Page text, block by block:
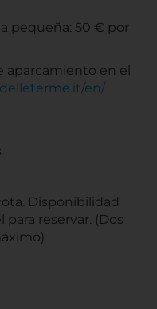
pequeña: 50 € por
aparcamiento en el
en/
Disponibilidad
reservar. (Dos